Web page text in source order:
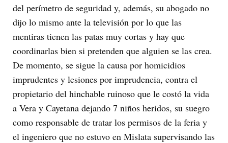
del perímetro de seguridad y, además, su abogado no
dijo lo mismo ante la televisión por lo que las
mentiras tienen las patas muy cortas y hay que
coordinarlas bien si pretenden que alguien se las crea.
De momento, se sigue la causa por homicidios
imprudentes y lesiones por imprudencia, contra el
propietario del hinchable ruinoso que le costó la vida
a Vera y Cayetana dejando 7 niños heridos, su suegro
como responsable de tratar los permisos de la feria y
el ingeniero que no estuvo en Mislata supervisando las